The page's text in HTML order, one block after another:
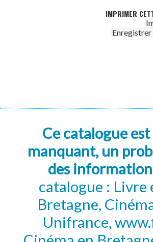
IMPRIMER
Enregistrer
Ce catalogue
manquant, un
des
catalogue : Livre
Bretagne,
Unifrance,